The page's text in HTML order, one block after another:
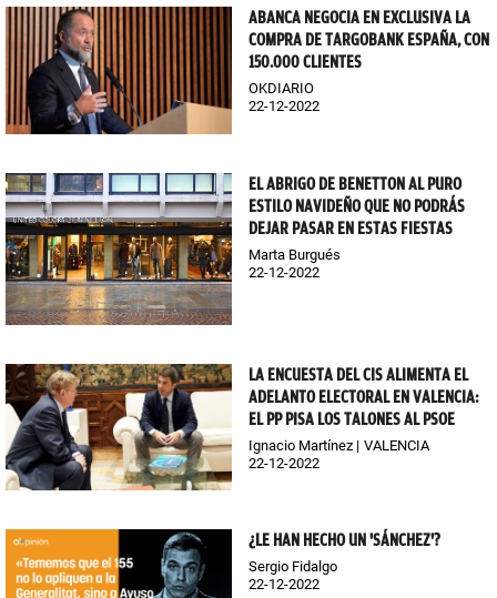
ABANCA NEGOCIA EN EXCLUSIVA LA
COMPRA DE TARGOBANK ESPAÑA, CON
150.000 CLIENTES
OKDIARIO
22-12-2022
EL ABRIGO DE BENETTON AL PURO
ESTILO NAVIDEÑO QUE NO PODRÁS
DEJAR PASAR EN ESTAS FIESTAS
Marta Burgués
22-12-2022
LA ENCUESTA DEL CIS ALIMENTA EL
ADELANTO ELECTORAL EN VALENCIA:
EL PP PISA LOS TALONES AL PSOE
Ignacio Martínez
VALENCIA
22-12-2022
¿LE HAN HECHO UN 'SÁNCHEZ'?
Sergio Fidalgo
22-12-2022